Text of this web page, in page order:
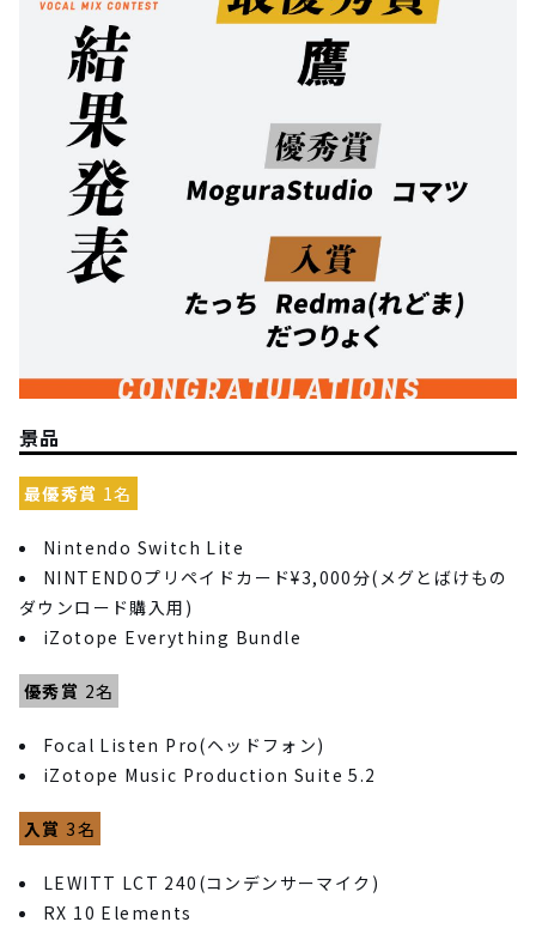
景品
最優秀賞 1名
Nintendo Switch Lite
NINTENDOプリペイドカード¥3,000分(メグとばけもの
ダウンロード購入用)
iZotope Everything Bundle
優秀賞 2名
Focal Listen Pro(ヘッドフォン)
iZotope Music Production Suite 5.2
入賞 3名
LEWITT LCT 240(コンデンサーマイク)
RX 10 Elements